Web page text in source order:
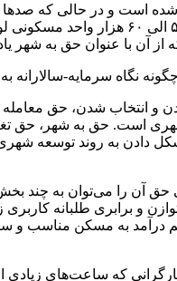
است و در حالی که
به چهارصد هزار واحد مسکونی
از آن با عنوان حق به شهر
نگاه سرمایه-
و انتخاب شدن، حق
است. حق به شهر، حق
دادن به روند توسعه
به برنامه‌ریزی طراحی و مدیریت
که ساعت‌های